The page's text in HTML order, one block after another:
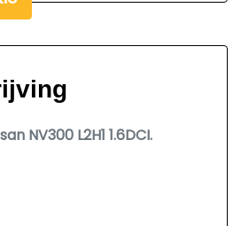
NV300 L2H1 1.6DCI.